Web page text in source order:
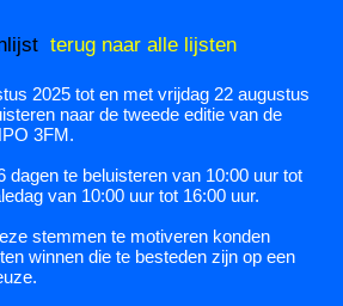
terug naar alle lijsten
2025 tot en met vrijdag 22 augustus
naar de tweede editie van de
3FM.
dagen te beluisteren van 10:00 uur tot
van 10:00 uur tot 16:00 uur.
stemmen te motiveren konden
winnen die te besteden zijn op een